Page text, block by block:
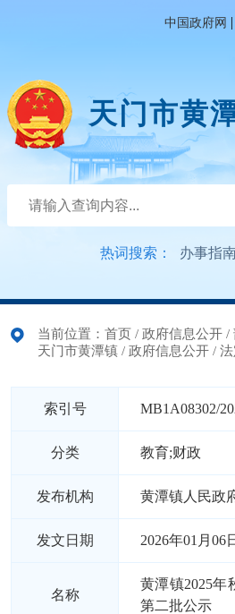
中国政府网 |
天门市黄
热词搜索： 办事指
当前位置： 首页 / 政府信息公开 /
天门市黄潭镇 / 政府信息公开 /
索引号 MB1A08302/
分类 教育;财政
发布机构 黄潭镇人民政
发文日期 2026年01月06
名称
黄潭镇2025年
第二批公示